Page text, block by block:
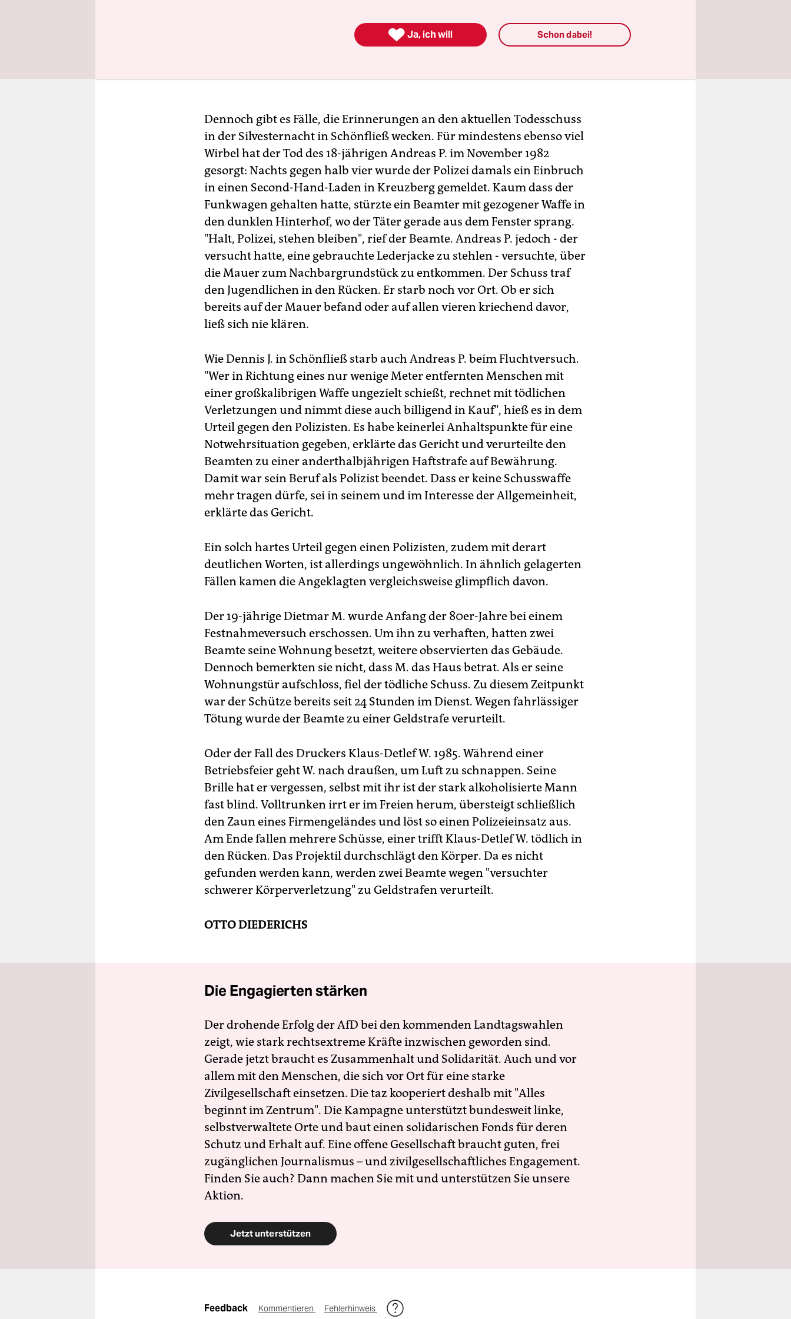
Dennoch gibt es Fälle, die Erinnerungen an den aktuellen Todesschuss
in der Silvesternacht in Schönfließ wecken. Für mindestens ebenso viel
Wirbel hat der Tod des 18-jährigen Andreas P. im November 1982
gesorgt: Nachts gegen halb vier wurde der Polizei damals ein Einbruch
in einen Second-Hand-Laden in Kreuzberg gemeldet. Kaum dass der
Funkwagen gehalten hatte, stürzte ein Beamter mit gezogener Waffe in
den dunklen Hinterhof, wo der Täter gerade aus dem Fenster sprang.
"Halt, Polizei, stehen bleiben", rief der Beamte. Andreas P. jedoch - der
versucht hatte, eine gebrauchte Lederjacke zu stehlen - versuchte, über
die Mauer zum Nachbargrundstück zu entkommen. Der Schuss traf
den Jugendlichen in den Rücken. Er starb noch vor Ort. Ob er sich
bereits auf der Mauer befand oder auf allen vieren kriechend davor,
ließ sich nie klären.
Wie Dennis J. in Schönfließ starb auch Andreas P. beim Fluchtversuch.
"Wer in Richtung eines nur wenige Meter entfernten Menschen mit
einer großkalibrigen Waffe ungezielt schießt, rechnet mit tödlichen
Verletzungen und nimmt diese auch billigend in Kauf", hieß es in dem
Urteil gegen den Polizisten. Es habe keinerlei Anhaltspunkte für eine
Notwehrsituation gegeben, erklärte das Gericht und verurteilte den
Beamten zu einer anderthalbjährigen Haftstrafe auf Bewährung.
Damit war sein Beruf als Polizist beendet. Dass er keine Schusswaffe
mehr tragen dürfe, sei in seinem und im Interesse der Allgemeinheit,
erklärte das Gericht.
Ein solch hartes Urteil gegen einen Polizisten, zudem mit derart
deutlichen Worten, ist allerdings ungewöhnlich. In ähnlich gelagerten
Fällen kamen die Angeklagten vergleichsweise glimpflich davon.
Der 19-jährige Dietmar M. wurde Anfang der 80er-Jahre bei einem
Festnahmeversuch erschossen. Um ihn zu verhaften, hatten zwei
Beamte seine Wohnung besetzt, weitere observierten das Gebäude.
Dennoch bemerkten sie nicht, dass M. das Haus betrat. Als er seine
Wohnungstür aufschloss, fiel der tödliche Schuss. Zu diesem Zeitpunkt
war der Schütze bereits seit 24 Stunden im Dienst. Wegen fahrlässiger
Tötung wurde der Beamte zu einer Geldstrafe verurteilt.
Oder der Fall des Druckers Klaus-Detlef W. 1985. Während einer
Betriebsfeier geht W. nach draußen, um Luft zu schnappen. Seine
Brille hat er vergessen, selbst mit ihr ist der stark alkoholisierte Mann
fast blind. Volltrunken irrt er im Freien herum, übersteigt schließlich
den Zaun eines Firmengeländes und löst so einen Polizeieinsatz aus.
Am Ende fallen mehrere Schüsse, einer trifft Klaus-Detlef W. tödlich in
den Rücken. Das Projektil durchschlägt den Körper. Da es nicht
gefunden werden kann, werden zwei Beamte wegen "versuchter
schwerer Körperverletzung" zu Geldstrafen verurteilt.
OTTO DIEDERICHS
Die Engagierten stärken
Der drohende Erfolg der AfD bei den kommenden Landtagswahlen
zeigt, wie stark rechtsextreme Kräfte inzwischen geworden sind.
Gerade jetzt braucht es Zusammenhalt und Solidarität. Auch und vor
allem mit den Menschen, die sich vor Ort für eine starke
Zivilgesellschaft einsetzen. Die taz kooperiert deshalb mit "Alles
beginnt im Zentrum". Die Kampagne unterstützt bundesweit linke,
selbstverwaltete Orte und baut einen solidarischen Fonds für deren
Schutz und Erhalt auf. Eine offene Gesellschaft braucht guten, frei
zugänglichen Journalismus – und zivilgesellschaftliches Engagement.
Finden Sie auch? Dann machen Sie mit und unterstützen Sie unsere
Aktion.
Jetzt unterstützen
Feedback Kommentieren Fehlerhinweis
 Ja, ich will Schon dabei!